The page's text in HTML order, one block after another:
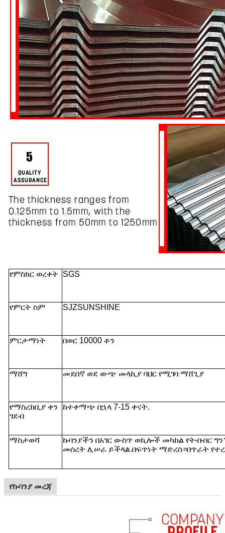
የምስክር ወረቀት SGS
የምርት ስም SJZSUNSHINE
ምርታማነት በወር 10000 ቶን
ማሸግ መደበኛ ወደ ውጭ መላኪያ ባህር የሚገባ ማሸጊያ
የማስረከቢያ ቀን
ገደብ
ከተቀማጭ በኋላ 7-15 ቀናት.
ማስታወሻ
ኩባንያችን በአገር ውስጥ ወኪሎች መካከል የትብብር
መሰረት ሊሠራ ይችላል.በፍጥነት ማድረስ።በጥራት
የኩባንያ መረጃ